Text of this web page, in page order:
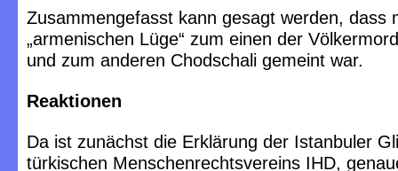
Zusammengefasst kann gesagt werden, dass
„armenischen Lüge“ zum einen der
und zum anderen Chodschali gemeint war.
Reaktionen
Da ist zunächst die Erklärung der Istanbuler
türkischen Menschenrechtsvereins IHD,